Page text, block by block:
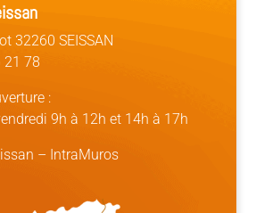
32260 SEISSAN
21 78
:
9h à 12h et 14h à 17h
– IntraMuros